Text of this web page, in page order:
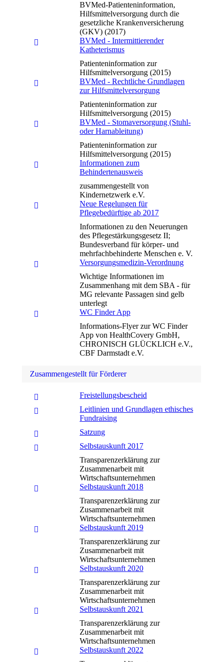
BVMed-Patienteninformation,
Hilfsmittelversorgung durch die
gesetzliche Krankenversicherung
(GKV) (2017)
BVMed - Intermittierender
Katheterismus
Patienteninformation zur
Hilfsmittelversorgung (2015)
BVMed - Rechtliche Grundlagen
zur Hilfsmittelversorgung
Patienteninformation zur
Hilfsmittelversorgung (2015)
BVMed - Stomaversorgung (Stuhl-
oder Harnableitung)
Patienteninformation zur
Hilfsmittelversorgung (2015)
Informationen zum
Behindertenausweis
zusammengestellt von
Kindernetzwerk e.V.
Neue Regelungen für
Pflegebedürftige ab 2017
Informationen zu den Neuerungen
des Pflegestärkungsgesetz II;
Bundesverband für körper- und
mehrfachbehinderte Menschen e. V.
Versorgungsmedizin-Verordnung
Wichtige Informationen im
Zusammenhang mit dem SBA - für
MG relevante Passagen sind gelb
unterlegt
WC Finder App
Informations-Flyer zur WC Finder
App von HealthCovery GmbH,
CHRONISCH GLÜCKLICH e.V.,
CBF Darmstadt e.V.
Zusammengestellt für Förderer
Freistellungsbescheid
Leitlinien und Grundlagen ethisches
Fundraising
Satzung
Selbstauskunft 2017
Transparenzerklärung zur
Zusammenarbeit mit
Wirtschaftsunternehmen
Selbstauskunft 2018
Transparenzerklärung zur
Zusammenarbeit mit
Wirtschaftsunternehmen
Selbstauskunft 2019
Transparenzerklärung zur
Zusammenarbeit mit
Wirtschaftsunternehmen
Selbstauskunft 2020
Transparenzerklärung zur
Zusammenarbeit mit
Wirtschaftsunternehmen
Selbstauskunft 2021
Transparenzerklärung zur
Zusammenarbeit mit
Wirtschaftsunternehmen
Selbstauskunft 2022